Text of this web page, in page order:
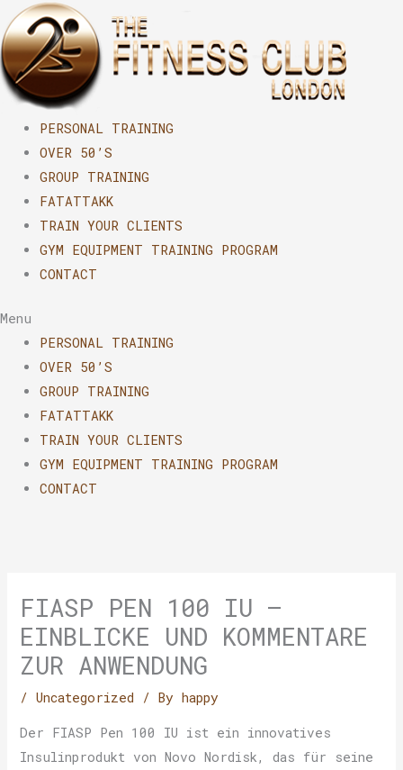
Skip
to
content
PERSONAL TRAINING
OVER 50’S
GROUP TRAINING
FATATTAKK
TRAIN YOUR CLIENTS
GYM EQUIPMENT TRAINING PROGRAM
CONTACT
Menu
PERSONAL TRAINING
OVER 50’S
GROUP TRAINING
FATATTAKK
TRAIN YOUR CLIENTS
GYM EQUIPMENT TRAINING PROGRAM
CONTACT
FIASP PEN 100 IU –
EINBLICKE UND KOMMENTARE
ZUR ANWENDUNG
/Uncategorized / Byhappy
Der FIASP Pen 100 IU ist ein innovatives
Insulinprodukt von Novo Nordisk, das für seine